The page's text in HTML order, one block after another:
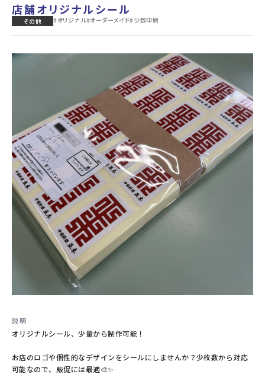
周年オリジナルミニハンカチ＆記念レクリエーション用ポスター
ポスター印刷
#大判印刷 #販促PR #視認性向上
契約製本
結婚式のメニュー表
#オーダーメイド #メニュー表
店舗オリジナルシール
その他 #オリジナル#オーダーメイド#少数印刷
説明
オリジナルシール、少量から制作可能！
お店のロゴや個性的なデザインをシールにしませんか？少枚数から対応
可能なので、販促には最適🎨✨